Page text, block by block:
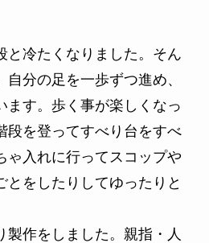
冷たくなりました。そん
分の足を一歩ずつ進め、
ます。歩く事が楽しくなっ
段を登ってすべり台をすべ
ゃ入れに行ってスコップや
とをしたりしてゆったりと
作をしました。親指・人